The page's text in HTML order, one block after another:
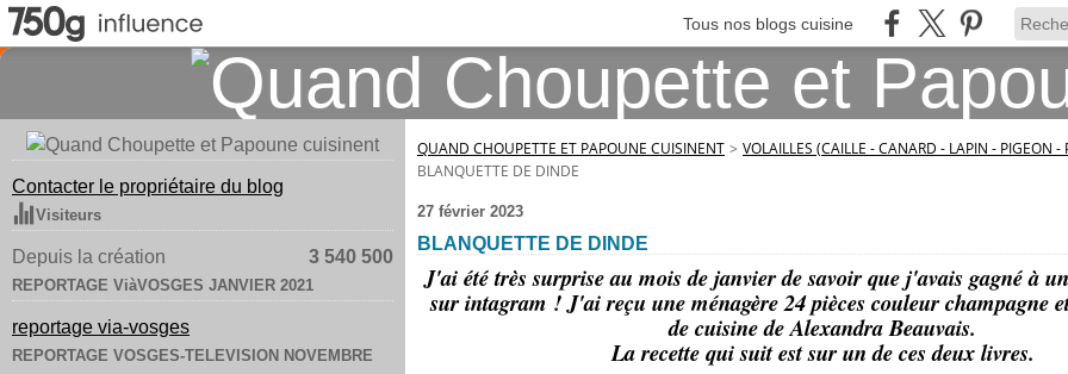
Tous nos blogs cuisine
Contacter le propriétaire du blog
Visiteurs
Depuis la création 3 540 500
REPORTAGE ViàVOSGES JANVIER 2021
reportage via-vosges
REPORTAGE VOSGES-TELEVISION NOVEMBRE
QUAND CHOUPETTE ET PAPOUNE CUISINENT > VOLAILLES (CAILLE - CANARD - LAPIN - PIGEON -
BLANQUETTE DE DINDE
27 février 2023
BLANQUETTE DE DINDE
J'ai été très surprise au mois de janvier de savoir que j'avais gagné à
sur intagram ! J'ai reçu une ménagère 24 pièces couleur champagne
de cuisine de Alexandra Beauvais.
La recette qui suit est sur un de ces deux livres.